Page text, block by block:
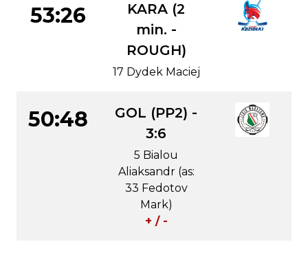
53:26
KARA (2
min. -
ROUGH)
17 Dydek Maciej
50:48
GOL (PP2) -
3:6
5 Bialou
Aliaksandr (as:
33 Fedotov
Mark)
+ / -